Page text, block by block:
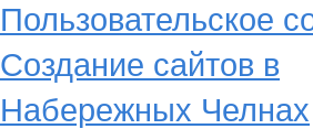
Пользовательское
Создание сайтов в
Набережных Челнах